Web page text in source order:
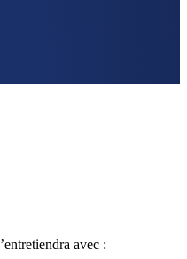
avec :